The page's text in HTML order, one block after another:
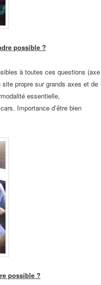
possible ?
à toutes ces questions (axe
propre sur grands axes et de
essentielle,
Importance d’être bien
possible ?